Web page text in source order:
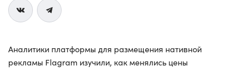
Аналитики платформы для размещения нативной
рекламы Flagram изучили, как менялись цены